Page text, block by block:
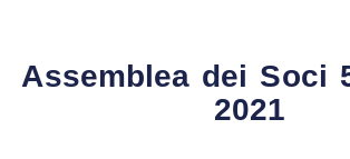
Assemblea dei Soci
2021